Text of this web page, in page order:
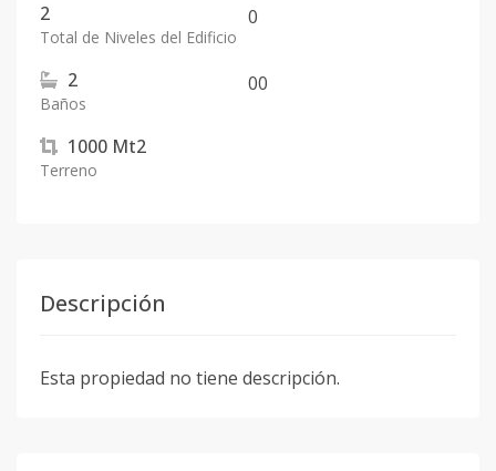
2
Total de Niveles del Edificio
0
2
Baños
00
1000 Mt2
Terreno
Descripción
Esta propiedad no tiene descripción.